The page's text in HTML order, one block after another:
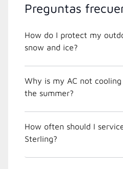
Preguntas
How do I protect my
snow and ice?
Why is my AC not
the summer?
How often should I
Sterling?